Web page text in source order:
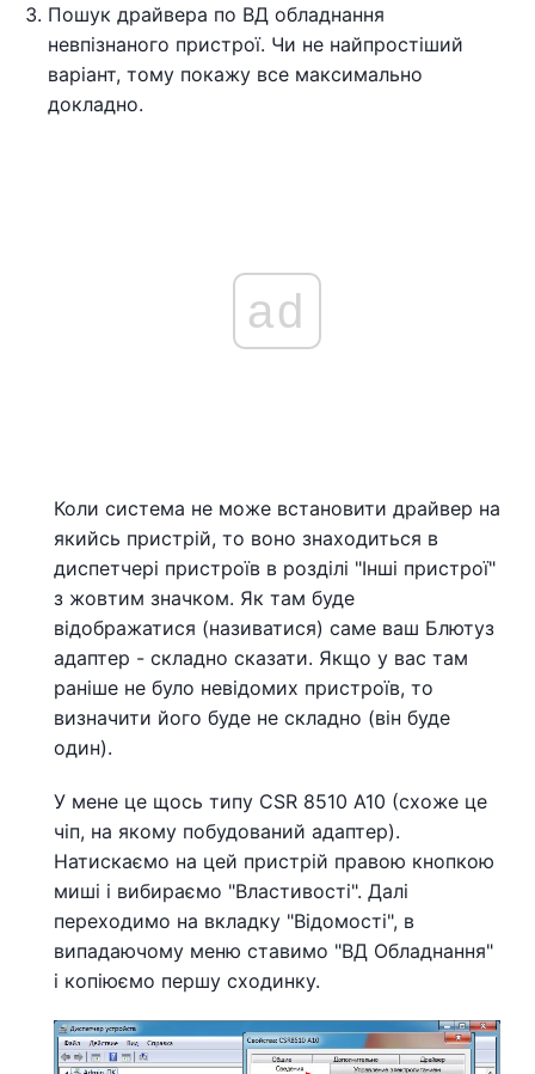
Пошук драйвера по ВД обладнання
невпізнаного пристрої. Чи не найпростіший
варіант, тому покажу все максимально
докладно.
ad
Коли система не може встановити драйвер на
якийсь пристрій, то воно знаходиться в
диспетчері пристроїв в розділі "Інші пристрої"
з жовтим значком. Як там буде
відображатися (називатися) саме ваш Блютуз
адаптер - складно сказати. Якщо у вас там
раніше не було невідомих пристроїв, то
визначити його буде не складно (він буде
один).
У мене це щось типу CSR 8510 A10 (схоже це
чіп, на якому побудований адаптер).
Натискаємо на цей пристрій правою кнопкою
миші і вибираємо "Властивості". Далі
переходимо на вкладку "Відомості", в
випадаючому меню ставимо "ВД Обладнання"
і копіюємо першу сходинку.